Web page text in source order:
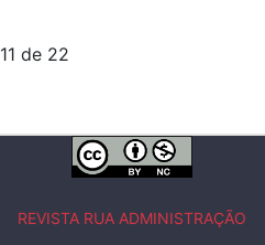
de 22
REVISTA RUA ADMINISTRAÇÃO